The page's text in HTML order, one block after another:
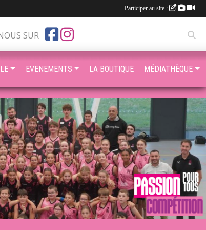
SUR
EVENEMENTS LA BOUTIQUE MÉDIATHÈQUE
Participer au site :